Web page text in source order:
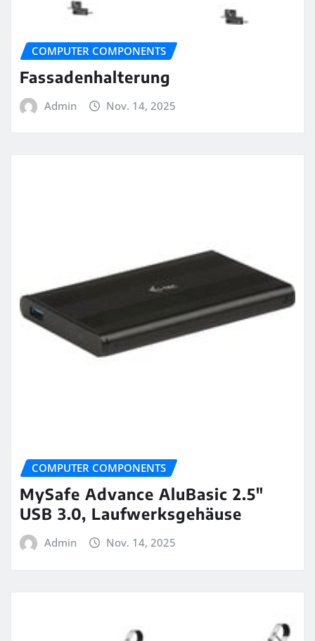
COMPUTER COMPONENTS
Fassadenhalterung
Admin Nov. 14, 2025
COMPUTER COMPONENTS
MySafe Advance AluBasic 2.5″
USB 3.0, Laufwerksgehäuse
Admin Nov. 14, 2025